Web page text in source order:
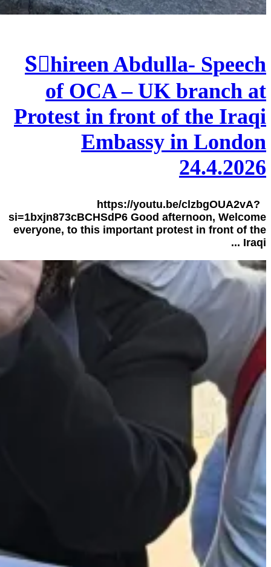
Sٍhireen Abdulla- Speech
of OCA – UK branch at
Protest in front of the Iraqi
Embassy in London
24.4.2026
https://youtu.be/clzbgOUA2vA?
si=1bxjn873cBCHSdP6 Good afternoon, Welcome
everyone, to this important protest in front of the
Iraqi ...